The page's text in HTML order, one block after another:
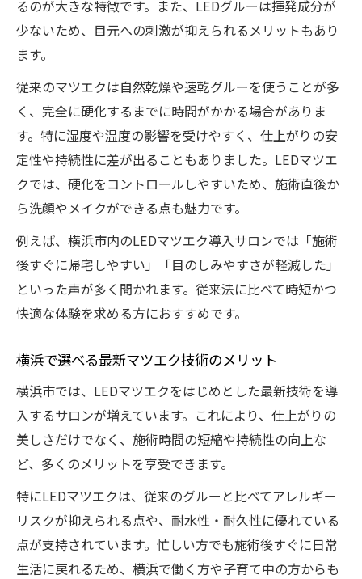
るのが大きな特徴です。また、LEDグルーは揮発成分が
少ないため、目元への刺激が抑えられるメリットもあり
ます。
従来のマツエクは自然乾燥や速乾グルーを使うことが多
く、完全に硬化するまでに時間がかかる場合がありま
す。特に湿度や温度の影響を受けやすく、仕上がりの安
定性や持続性に差が出ることもありました。LEDマツエ
クでは、硬化をコントロールしやすいため、施術直後か
ら洗顔やメイクができる点も魅力です。
例えば、横浜市内のLEDマツエク導入サロンでは「施術
後すぐに帰宅しやすい」「目のしみやすさが軽減した」
といった声が多く聞かれます。従来法に比べて時短かつ
快適な体験を求める方におすすめです。
横浜で選べる最新マツエク技術のメリット
横浜市では、LEDマツエクをはじめとした最新技術を導
入するサロンが増えています。これにより、仕上がりの
美しさだけでなく、施術時間の短縮や持続性の向上な
ど、多くのメリットを享受できます。
特にLEDマツエクは、従来のグルーと比べてアレルギー
リスクが抑えられる点や、耐水性・耐久性に優れている
点が支持されています。忙しい方でも施術後すぐに日常
生活に戻れるため、横浜で働く方や子育て中の方からも